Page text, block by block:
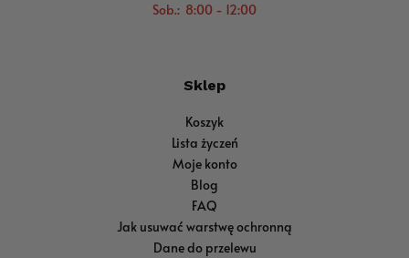
Sob.: 8:00 - 12:00
Sklep
Koszyk
Lista życzeń
Moje konto
Blog
FAQ
Jak usuwać warstwę ochronną
Dane do przelewu